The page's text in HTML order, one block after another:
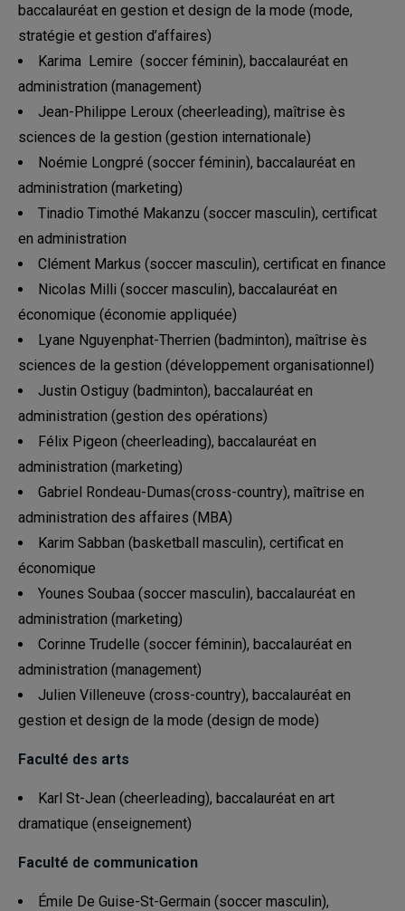
baccalauréat en gestion et design de la mode (mode,
stratégie et gestion d’affaires)
Karima Lemire (soccer féminin), baccalauréat en
administration (management)
Jean-Philippe Leroux (cheerleading), maîtrise ès
sciences de la gestion (gestion internationale)
Noémie Longpré (soccer féminin), baccalauréat en
administration (marketing)
Tinadio Timothé Makanzu (soccer masculin), certificat
en administration
Clément Markus (soccer masculin), certificat en finance
Nicolas Milli (soccer masculin), baccalauréat en
économique (économie appliquée)
Lyane Nguyenphat-Therrien (badminton), maîtrise ès
sciences de la gestion (développement organisationnel)
Justin Ostiguy (badminton), baccalauréat en
administration (gestion des opérations)
Félix Pigeon (cheerleading), baccalauréat en
administration (marketing)
Gabriel Rondeau-Dumas(cross-country), maîtrise en
administration des affaires (MBA)
Karim Sabban (basketball masculin), certificat en
économique
Younes Soubaa (soccer masculin), baccalauréat en
administration (marketing)
Corinne Trudelle (soccer féminin), baccalauréat en
administration (management)
Julien Villeneuve (cross-country), baccalauréat en
gestion et design de la mode (design de mode)
Faculté des arts
Karl St-Jean (cheerleading), baccalauréat en art
dramatique (enseignement)
Faculté de communication
Émile De Guise-St-Germain (soccer masculin),